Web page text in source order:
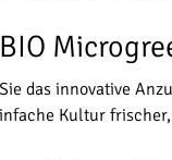
das innovative
Kultur